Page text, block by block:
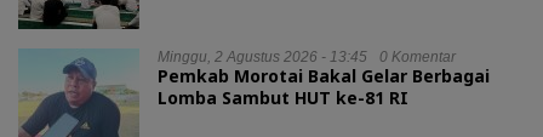
Minggu, 2 Agustus 2026 - 13:45 0 Komentar
Pemkab Morotai Bakal Gelar Berbagai
Lomba Sambut HUT ke-81 RI